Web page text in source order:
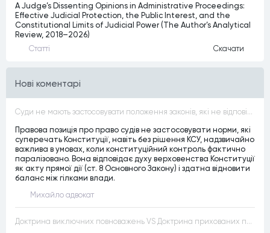
A Judge’s Dissenting Opinions in Administrative Proceedings:
Effective Judicial Protection, the Public Interest, and the
Constitutional Limits of Judicial Power (The Author’s Analytical
Review, 2018–2026)
Статтi Скачати
Нові коментарі
Суди не мають застосовувати положення законів, які не відповідають Конституції, незалежно від того, чи визнавалися вони Конституційним Судом України неконституційними, тобто закони, що суперечать Конституції України не можуть застосовуватися навіть у випадках, коли вони є чинними
Правова позиція про право судів не застосовувати норми, які
суперечать Конституції, навіть без рішення КСУ, надзвичайно
важлива в умовах, коли конституційний контроль фактично
паралізовано. Вона відповідає духу верховенства Конституції
як акту прямої дії (ст. 8 Основного Закону) і здатна відновити
баланс між гілками влади.
Михайло адвокат
Доктрина виключних повноважень VS Доктрина прихованих повноважень